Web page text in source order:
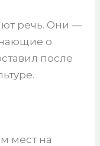
речь. Они —
о
после
мест на